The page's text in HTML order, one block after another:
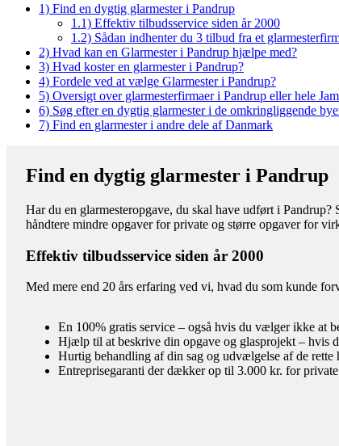
1) Find en dygtig glarmester i Pandrup
1.1) Effektiv tilbudsservice siden år 2000
1.2) Sådan indhenter du 3 tilbud fra et
2) Hvad kan en Glarmester i Pandrup hjælpe med?
3) Hvad koster en glarmester i Pandrup?
4) Fordele ved at vælge Glarmester i Pandrup?
5) Oversigt over glarmesterfirmaer i Pandrup eller hele
6) Søg efter en dygtig glarmester i de omkringliggende
7) Find en glarmester i andre dele af Danmark
Find en dygtig glarmester i Pandrup
Har du en glarmesteropgave, du skal have udført i
håndtere mindre opgaver for private og større opgaver for
Effektiv tilbudsservice siden år 2000
Med mere end 20 års erfaring ved vi, hvad du som kunde
En 100% gratis service – også hvis du vælger ikke at
Hjælp til at beskrive din opgave og glasprojekt – hvis
Hurtig behandling af din sag og udvælgelse af de rette
Entreprisegaranti der dækker op til 3.000 kr. for